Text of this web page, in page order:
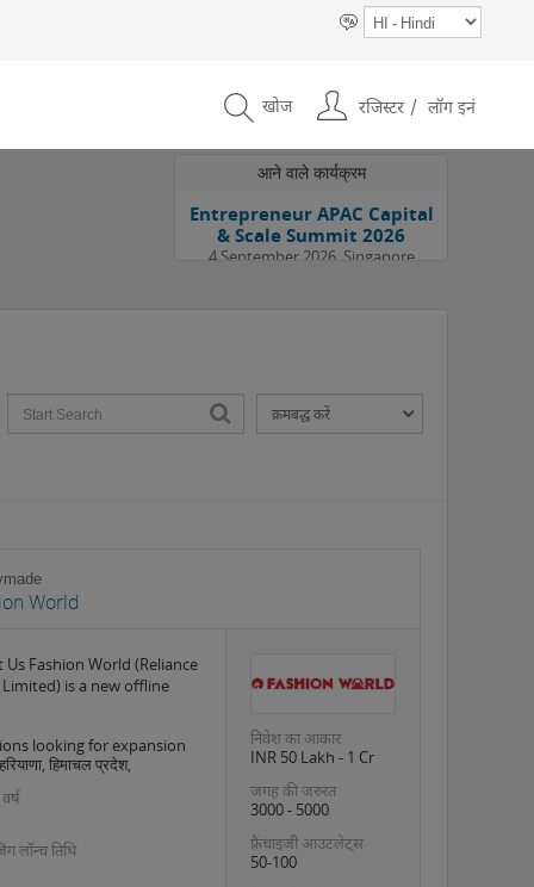
खोज रजिस्टर लॉग इनं
आने वाले कार्यक्रम
Entrepreneur APAC Capital
& Scale Summit 2026
4 September 2026, Singapore
World
Us Fashion World (Reliance
Limited) is a new offline
looking for expansion
हिमाचल प्रदेश,
लॉन्च तिथि
निवेश का आकार
INR 50 Lakh - 1 Cr
जगह की जरुरत
3000 - 5000
फ़्रैंचाइजी आउटलेट्स
50-100